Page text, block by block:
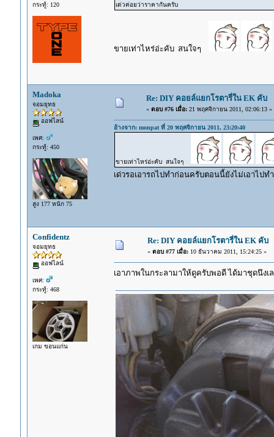
กระทู้: 120
เด่วค่อยว่าราคากันครับ
ขายเท่าไหร่อ่ะคับ สนใจๆ
Madoka
จอมยุทธ
ออฟไลน์
เพศ:
กระทู้: 450
สูง 177 หนัก 75
Re: DIY คอยล์แยกโรตารี่ใน EK คับ
« ตอบ #76 เมื่อ:21 พฤศจิกายน 2011, 02:06:13 »
อ้างจาก: monpat ที่ 20 พฤศจิกายน 2011, 23:20:40
ขายเท่าไหร่อ่ะคับ สนใจๆ
เด่วรอเอารถไปทำก่อนครับตอนนี้ยังไม่เอาไป
Confidentz
จอมยุทธ
ออฟไลน์
เพศ:
กระทู้: 468
เกม ขอนแก่น
Re: DIY คอยล์แยกโรตารี่ใน EK คับ
« ตอบ #77 เมื่อ:10 ธันวาคม 2011, 15:24:25 »
เอาภาพในกระลามาให้ดูครับพอดี ได้มาชุดนึงเ